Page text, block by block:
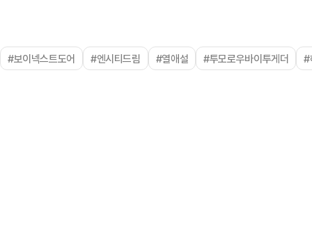
#보이넥스트도어 #엔시티드림 #열애설 #투모로우바이투게더 #